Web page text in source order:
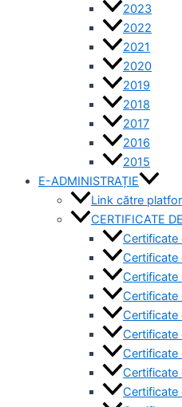
2023
2022
2021
2020
2019
2018
2017
2016
2015
E-ADMINISTRAȚIE
Link către
CERTIFICATE
Certificate
Certificate
Certificate
Certificate
Certificate
Certificate
Certificate
Certificate
Certificate